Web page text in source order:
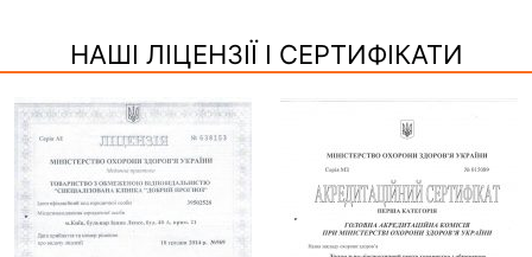
НАШІ ЛІЦЕНЗІЇ І СЕРТИФІКАТИ